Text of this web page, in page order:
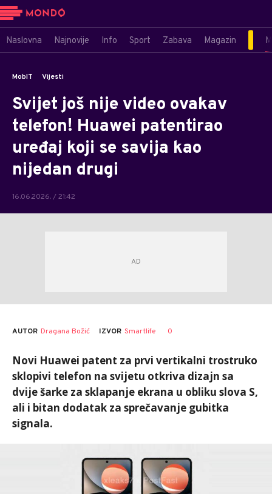
Naslovna Najnovije Info Sport Zabava Magazin
MobIT Vijesti
Svijet još nije video ovakav
telefon! Huawei patentirao
uređaj koji se savija kao
nijedan drugi
16.06.2026. / 21:42
AUTOR Dragana Božić IZVOR Smartlife 0
Novi Huawei patent za prvi vertikalni trostruko
sklopivi telefon na svijetu otkriva dizajn sa
dvije šarke za sklapanje ekrana u obliku slova S,
ali i bitan dodatak za sprečavanje gubitka
signala.